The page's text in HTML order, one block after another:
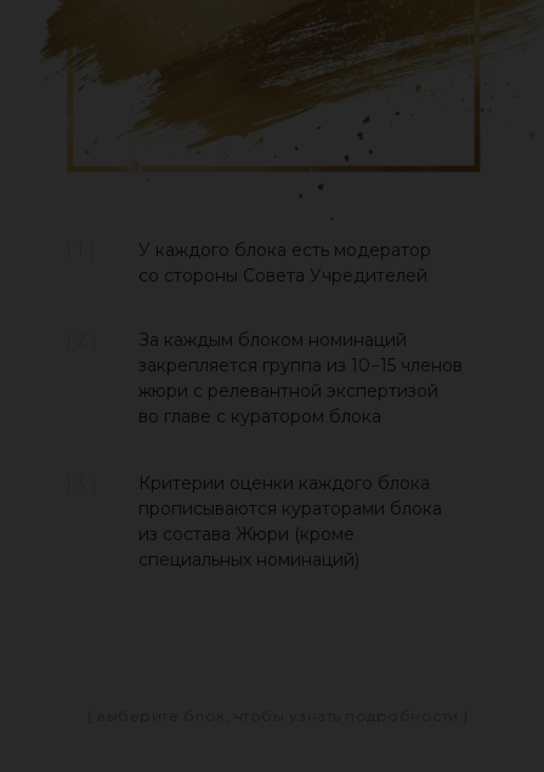
У каждого блока есть модератор
со стороны Совета Учредителей
Критерии оценки каждого блока
прописываются кураторами блока
из состава Жюри (кроме
специальных номинаций)
За каждым блоком номинаций
закрепляется группа из 10−15 членов
жюри с релевантной экспертизой
во главе с куратором блока